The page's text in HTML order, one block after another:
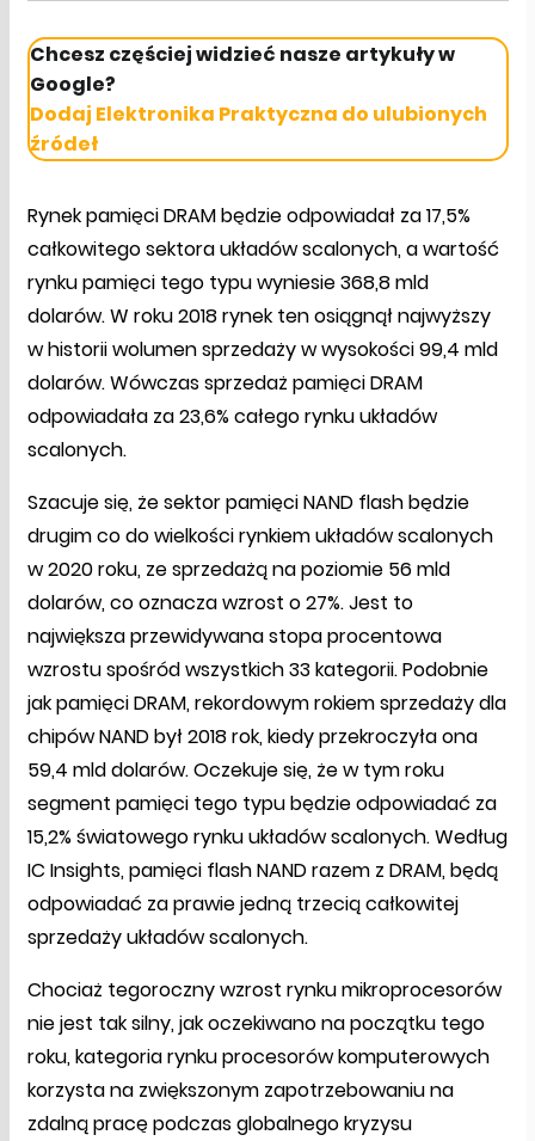
Chcesz częściej widzieć nasze artykuły w
Google?
Dodaj Elektronika Praktyczna do ulubionych
źródeł
Rynek pamięci DRAM będzie odpowiadał za 17,5%
całkowitego sektora układów scalonych, a wartość
rynku pamięci tego typu wyniesie 368,8 mld
dolarów. W roku 2018 rynek ten osiągnął najwyższy
w historii wolumen sprzedaży w wysokości 99,4 mld
dolarów. Wówczas sprzedaż pamięci DRAM
odpowiadała za 23,6% całego rynku układów
scalonych.
Szacuje się, że sektor pamięci NAND flash będzie
drugim co do wielkości rynkiem układów scalonych
w 2020 roku, ze sprzedażą na poziomie 56 mld
dolarów, co oznacza wzrost o 27%. Jest to
największa przewidywana stopa procentowa
wzrostu spośród wszystkich 33 kategorii. Podobnie
jak pamięci DRAM, rekordowym rokiem sprzedaży dla
chipów NAND był 2018 rok, kiedy przekroczyła ona
59,4 mld dolarów. Oczekuje się, że w tym roku
segment pamięci tego typu będzie odpowiadać za
15,2% światowego rynku układów scalonych. Według
IC Insights, pamięci flash NAND razem z DRAM, będą
odpowiadać za prawie jedną trzecią całkowitej
sprzedaży układów scalonych.
Chociaż tegoroczny wzrost rynku mikroprocesorów
nie jest tak silny, jak oczekiwano na początku tego
roku, kategoria rynku procesorów komputerowych
korzysta na zwiększonym zapotrzebowaniu na
zdalną pracę podczas globalnego kryzysu